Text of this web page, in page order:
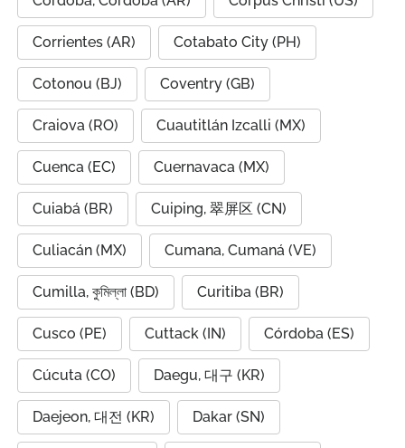
Corrientes (AR) Cotabato City (PH)
Cotonou (BJ) Coventry (GB)
Craiova (RO) Cuautitlán Izcalli (MX)
Cuenca (EC) Cuernavaca (MX)
Cuiabá (BR) Cuiping, 翠屏区 (CN)
Culiacán (MX) Cumana, Cumaná (VE)
Cumilla, কুমিল্লা (BD) Curitiba (BR)
Cusco (PE) Cuttack (IN) Córdoba (ES)
Cúcuta (CO) Daegu, 대구 (KR)
Daejeon, 대전 (KR) Dakar (SN)